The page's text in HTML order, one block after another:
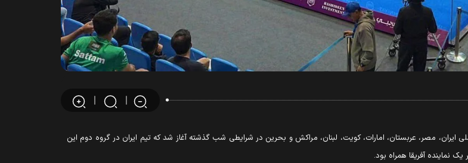
از ۴ تا ۸ اسفندماه با حضور تیم‌های ملی ایران، مصر، عربستان، امارات، کویت، لبنان، مراکش و بحرین در شرایطی شب گذشته آغاز شد که تیم ایران در گروه دوم این